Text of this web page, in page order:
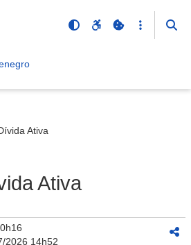
Ativa
Ativa
2026 14h52